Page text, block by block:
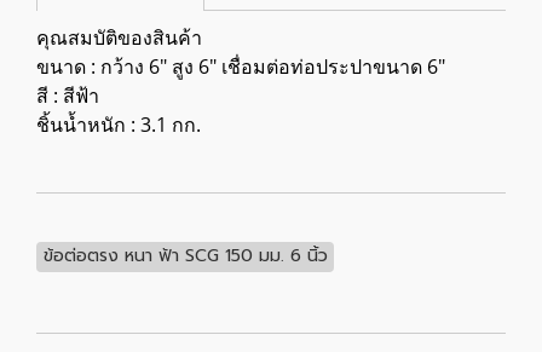
คุณสมบัติของสินค้า
ขนาด : กว้าง 6" สูง 6" เชื่อมต่อท่อประปาขนาด 6"
สี : สีฟ้า
ชิ้นน้ำหนัก : 3.1 กก.
ข้อต่อตรง หนา ฟ้า SCG 150 มม. 6 นิ้ว